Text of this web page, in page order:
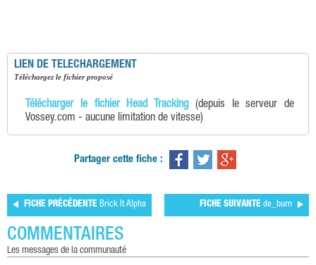
LIEN DE TELECHARGEMENT
téléchargez le fichier proposé
Télécharger le fichier Head Tracking(depuis le serveur de
Vossey.com - aucune limitation de vitesse)
Partager cette fiche :
FICHE PRÉCÉDENTE Brick It Alpha FICHE SUIVANTE de_burn
COMMENTAIRES
les messages de la communauté